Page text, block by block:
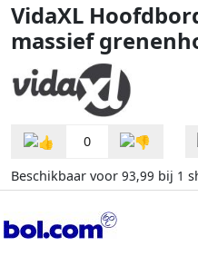
VidaXL
massief
0
Beschikbaar voor 93,99 bij 1